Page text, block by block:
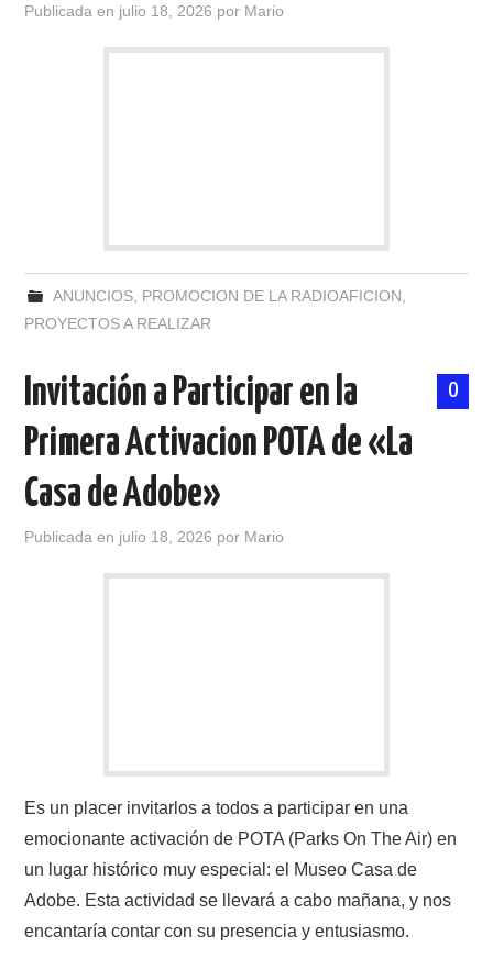
Publicada en julio 18, 2026 por Mario
ANUNCIOS, PROMOCION DE LA RADIOAFICION,
PROYECTOS A REALIZAR
0
Invitación a Participar en la
Primera Activacion POTA de «La
Casa de Adobe»
Publicada en julio 18, 2026 por Mario
Es un placer invitarlos a todos a participar en una
emocionante activación de POTA (Parks On The Air) en
un lugar histórico muy especial: el Museo Casa de
Adobe. Esta actividad se llevará a cabo mañana, y nos
encantaría contar con su presencia y entusiasmo.